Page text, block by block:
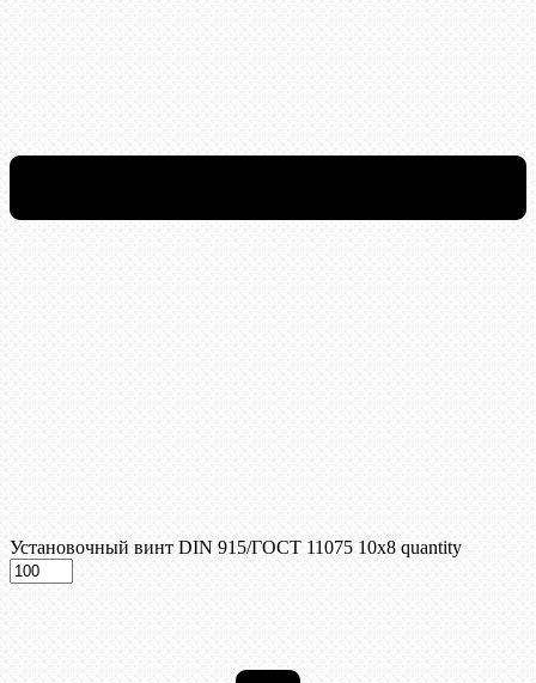
Установочный винт DIN 915/ГОСТ 11075 10х8 quantity